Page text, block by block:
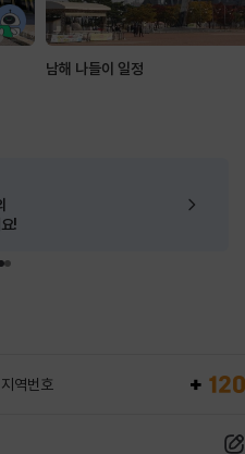
남해 나들이 일정
!
지역번호